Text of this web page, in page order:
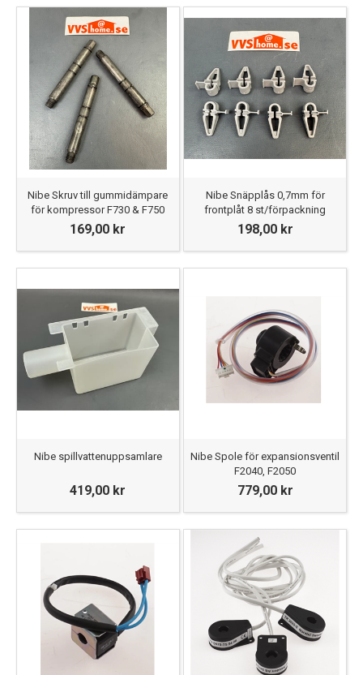
Nibe Skruv till gummidämpare
för kompressor F730 & F750
169,00 kr
Nibe Snäpplås 0,7mm för
frontplåt 8 st/förpackning
198,00 kr
Nibe spillvattenuppsamlare
419,00 kr
Nibe Spole för expansionsventil
F2040, F2050
779,00 kr